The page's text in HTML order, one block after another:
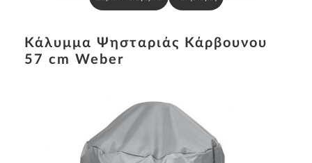
Κάλυμμα Ψησταριάς Κάρβουνου
57 cm Weber